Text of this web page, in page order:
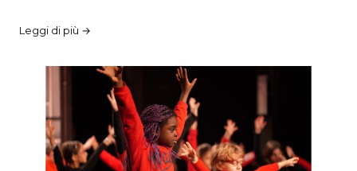
Leggi di più →